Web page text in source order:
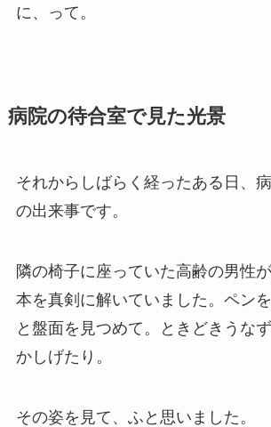
に、って。
病院の待合室で見た光景
それからしばらく経ったある日、
の出来事です。
隣の椅子に座っていた高齢の男性
本を真剣に解いていました。ペン
と盤面を見つめて。ときどきうな
かしげたり。
その姿を見て、ふと思いました。